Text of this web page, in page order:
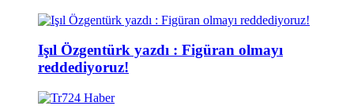
Işıl Özgentürk yazdı : Figüran olmayı
reddediyoruz!